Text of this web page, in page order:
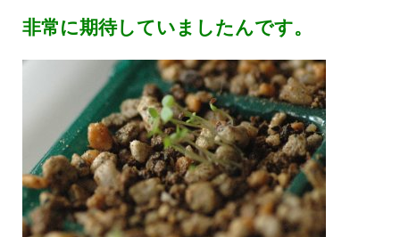
非常に期待していましたんです。